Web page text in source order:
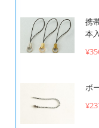
携
本
ボ